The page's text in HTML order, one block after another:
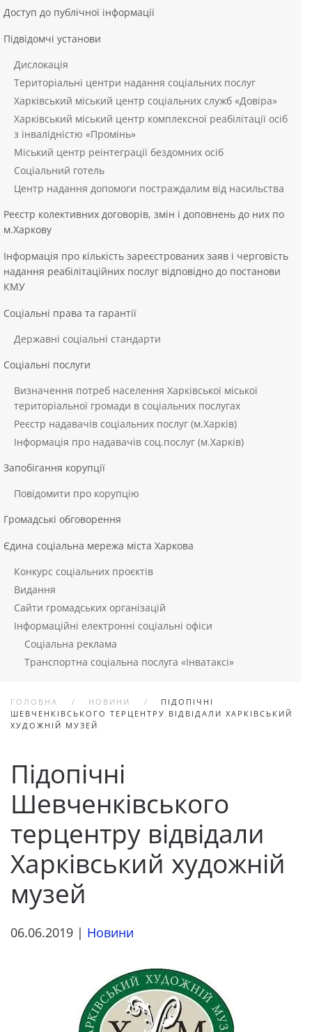
Доступ до публічної інформації
Підвідомчі установи
Дислокація
Територіальні центри надання соціальних послуг
Харківський міський центр соціальних служб «Довіра»
Харківський міський центр комплексної реабілітації осіб
з інвалідністю «Промінь»
Міський центр реінтеграції бездомних осіб
Соціальний готель
Центр надання допомоги постраждалим від насильства
Реєстр колективних договорів, змін і доповнень до них по
м.Харкову
Інформація про кількість зареєстрованих заяв і черговість
надання реабілітаційних послуг відповідно до постанови
КМУ
Соціальні права та гарантії
Державні соціальні стандарти
Соціальні послуги
Визначення потреб населення Харківської міської
територіальної громади в соціальних послугах
Реєстр надавачів соціальних послуг (м.Харків)
Інформація про надавачів соц.послуг (м.Харків)
Запобігання корупції
Повідомити про корупцію
Громадські обговорення
Єдина соціальна мережа міста Харкова
Конкурс соціальних проєктів
Видання
Сайти громадських організацій
Інформаційні електронні соціальні офіси
Соціальна реклама
Транспортна соціальна послуга «Інватаксі»
ГОЛОВНА НОВИНИ
ПІДОПІЧНІ
ШЕВЧЕНКІВСЬКОГО ТЕРЦЕНТРУ ВІДВІДАЛИ ХАРКІВСЬКИЙ
ХУДОЖНІЙ МУЗЕЙ
Підопічні
Шевченківського
терцентру відвідали
Харківський художній
музей
06.06.2019 | Новини